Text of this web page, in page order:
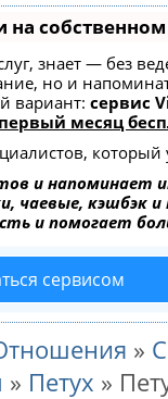
на
знает — без
но и
вариант: сервис
первый месяц
и напоминает
чаевые, кэшбэк
и помогает
сервисом
»
» Петух »